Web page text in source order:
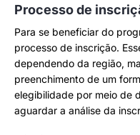
Processo de
Para se beneficiar do
processo de inscrição.
dependendo da região,
preenchimento de um
elegibilidade por meio de
aguardar a análise da